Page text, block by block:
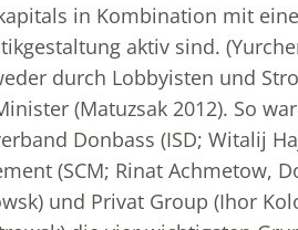
in Kombination mit
aktiv sind.
durch Lobbyisten und
(Matuzsak 2012). So
Donbass (ISD; Witalij
(SCM; Rinat Achmetow,
und Privat Group (Ihor